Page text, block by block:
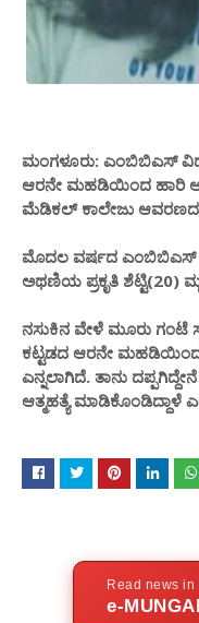
ಮಂಗಳೂರು: ಎಂಬಿಬಿಎಸ್
ಆರನೇ ಮಹಡಿಯಿಂದ ಹಾರಿ
ಮೆಡಿಕಲ್ ಕಾಲೇಜು
ಮೊದಲ ವರ್ಷದ ಎಂಬಿಬಿಎಸ್
ಅಥಣಿಯ ಪ್ರಕೃತಿ ಶೆಟ್ಟಿ(20)
ನಸುಕಿನ ವೇಳೆ ಮೂರು ಗಂಟೆ
ಕಟ್ಟಡದ ಆರನೇ ಮಹಡಿಯಿಂದ
ಎನ್ನಲಾಗಿದೆ. ತಾನು
ಆತ್ಮಹತ್ಯೆ ಮಾಡಿಕೊಂಡಿದ್ದಾಳೆ
Read news in
e-